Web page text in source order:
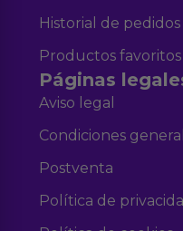
Historial de pedidos
Productos favoritos
Páginas
Aviso legal
Condiciones
Postventa
Política de